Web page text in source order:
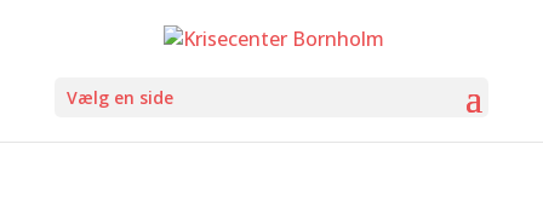
Vælg en side